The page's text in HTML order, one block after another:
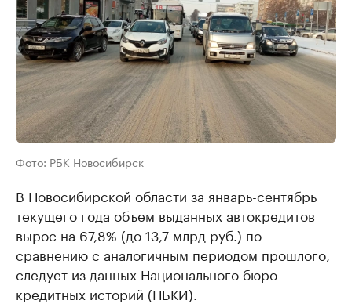
Фото: РБК Новосибирск
В Новосибирской области за январь-сентябрь
текущего года объем выданных автокредитов
вырос на 67,8% (до 13,7 млрд руб.) по
сравнению с аналогичным периодом прошлого,
следует из данных Национального бюро
кредитных историй (НБКИ).